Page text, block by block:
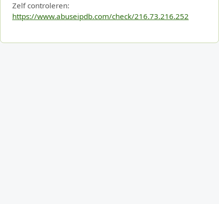
Zelf controleren:
https://www.abuseipdb.com/check/216.73.216.252